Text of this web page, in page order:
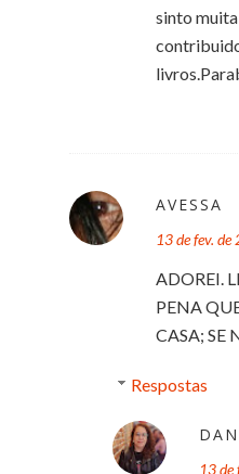
sinto
AVESSA
13 de fev.
ADOREI.
PENA
CASA; SE
Respostas
13